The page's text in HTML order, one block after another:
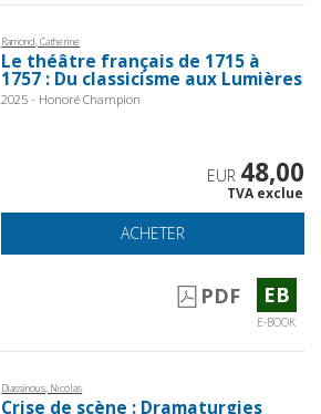
Ramond, Catherine
Le théâtre français de 1715 à
1757 : Du classicisme aux Lumières
2025 - Honoré Champion
EUR 48,00
TVA exclue
ACHETER
PDF EB
E-BOOK
Diassinous, Nicolas
Crise de scène : Dramaturgies